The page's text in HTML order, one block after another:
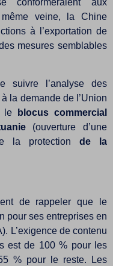
conformeraient aux
veine, la Chine
à l’exportation de
mesures semblables
suivre l’analyse des
la demande de l’Union
le
blocus commercial
(ouverture d’une
la protection de la
de rappeler que le
pour ses entreprises en
L’exigence de contenu
est de 100 % pour les
% pour le reste. Les